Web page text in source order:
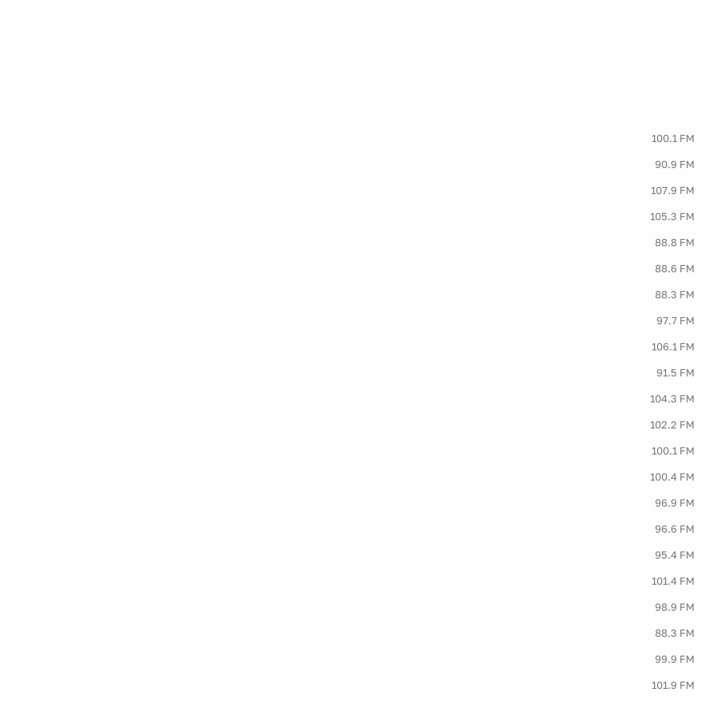
100.1 FM
90.9 FM
107.9 FM
105.3 FM
88.8 FM
88.6 FM
88.3 FM
97.7 FM
106.1 FM
91.5 FM
104.3 FM
102.2 FM
100.1 FM
100.4 FM
96.9 FM
96.6 FM
95.4 FM
101.4 FM
98.9 FM
88.3 FM
99.9 FM
101.9 FM